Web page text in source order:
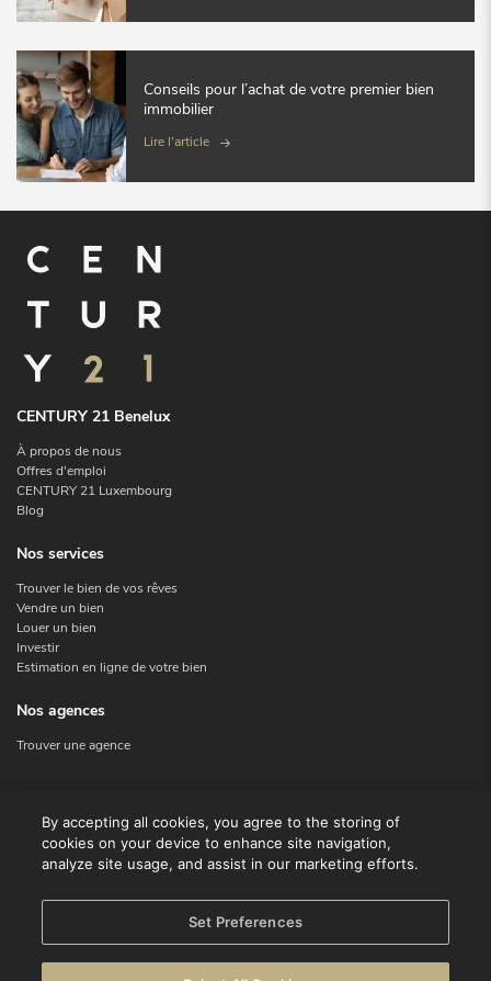
Conseils pour l’achat de votre premier bien
immobilier
Lire l'article
CENTURY 21 Benelux
À propos de nous
Offres d'emploi
CENTURY 21 Luxembourg
Blog
Nos services
Trouver le bien de vos rêves
Vendre un bien
Louer un bien
Investir
Estimation en ligne de votre bien
Nos agences
Trouver une agence
Contact
Facebook
By accepting all cookies, you agree to the storing of
cookies on your device to enhance site navigation,
analyze site usage, and assist in our marketing efforts.
Set Preferences